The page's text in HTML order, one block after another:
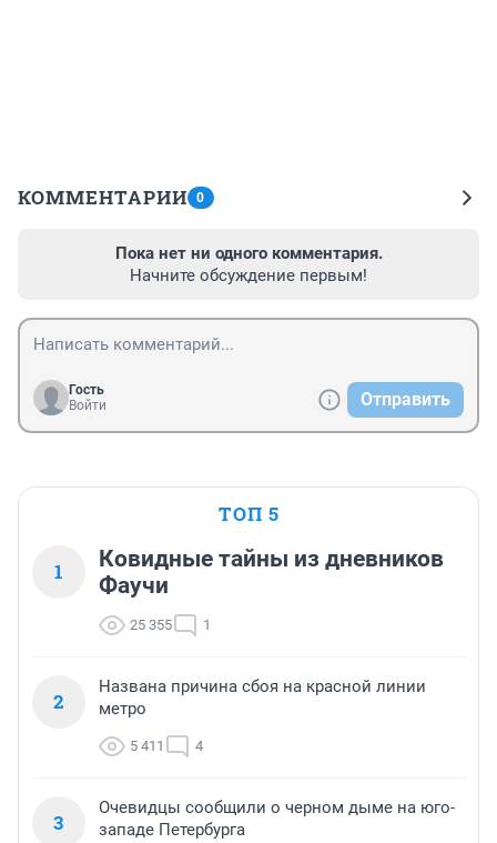
КОММЕНТАРИИ 0
Пока нет ни одного комментария.
Начните обсуждение первым!
Гость
Войти
Отправить
ТОП 5
1
Ковидные тайны из дневников
Фаучи
25 355 1
2
Названа причина сбоя на красной линии
метро
5 411 4
3
Очевидцы сообщили о черном дыме на юго-
западе Петербурга